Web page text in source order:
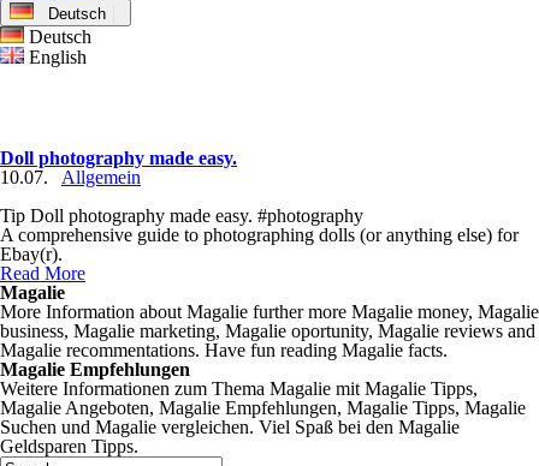
Deutsch
Deutsch
English
Doll photography made easy.
10.07.
Allgemein
Tip Doll photography made easy. #photography
A comprehensive guide to photographing dolls (or anything else) for
Ebay(r).
Read More
Magalie
More Information about Magalie further more Magalie money, Magalie
business, Magalie marketing, Magalie oportunity, Magalie reviews and
Magalie recommentations. Have fun reading Magalie facts.
Magalie Empfehlungen
Weitere Informationen zum Thema Magalie mit Magalie Tipps,
Magalie Angeboten, Magalie Empfehlungen, Magalie Tipps, Magalie
Suchen und Magalie vergleichen. Viel Spaß bei den Magalie
Geldsparen Tipps.